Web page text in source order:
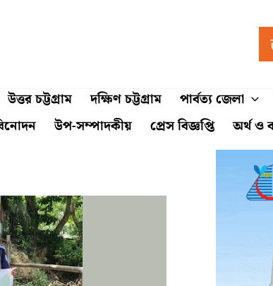
উত্তর চট্টগ্রাম দক্ষিণ চট্টগ্রাম পার্বত্য জেলা
উপ-সম্পাদকীয় প্রেস বিজ্ঞপ্তি অর্থ ও